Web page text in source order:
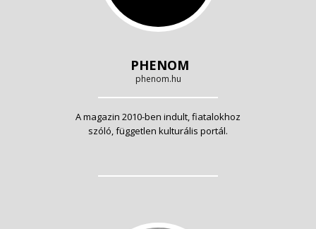
PHENOM
phenom.hu
A magazin 2010-ben indult, fiatalokhoz
szóló, független kulturális portál.